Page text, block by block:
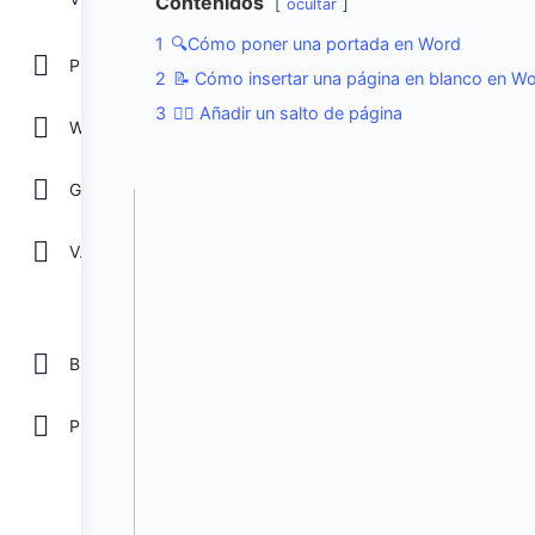
GOOGLE
Ver todos
Biblioteca
ocultar
1 🔍Cómo poner una portada en Word
2 📝 Cómo insertar una página en blanco en
3 🏃‍♀️ Añadir un salto de página